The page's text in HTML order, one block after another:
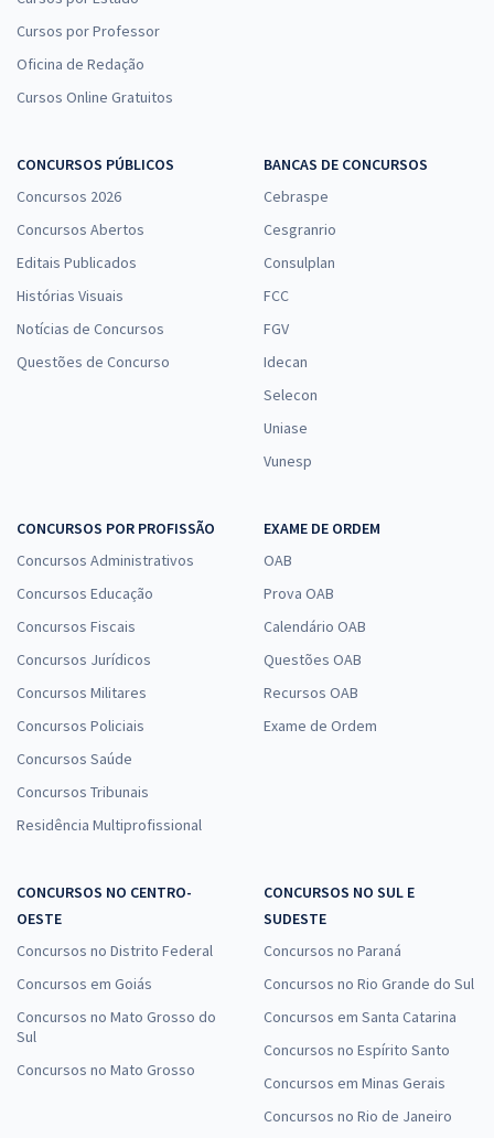
Cursos por Professor
Oficina de Redação
Cursos Online Gratuitos
CONCURSOS PÚBLICOS
Concursos 2026
Concursos Abertos
Editais Publicados
Histórias Visuais
Notícias de Concursos
Questões de Concurso
BANCAS DE CONCURSOS
Cebraspe
Cesgranrio
Consulplan
FCC
FGV
Idecan
Selecon
Uniase
Vunesp
CONCURSOS POR PROFISSÃO
Concursos Administrativos
Concursos Educação
Concursos Fiscais
Concursos Jurídicos
Concursos Militares
Concursos Policiais
Concursos Saúde
Concursos Tribunais
Residência Multiprofissional
EXAME DE ORDEM
OAB
Prova OAB
Calendário OAB
Questões OAB
Recursos OAB
Exame de Ordem
CONCURSOS NO CENTRO-
OESTE
Concursos no Distrito Federal
Concursos em Goiás
Concursos no Mato Grosso do
Sul
Concursos no Mato Grosso
CONCURSOS NO SUL E
SUDESTE
Concursos no Paraná
Concursos no Rio Grande do Sul
Concursos em Santa Catarina
Concursos no Espírito Santo
Concursos em Minas Gerais
Concursos no Rio de Janeiro